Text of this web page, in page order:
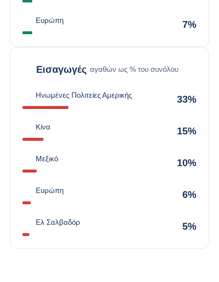
Ευρώπη 7%
Εισαγωγές αγαθών ως % του συνόλου
Ηνωμένες Πολιτείες Αμερικής 33%
Κίνα 15%
Μεξικό 10%
Ευρώπη 6%
Ελ Σαλβαδόρ 5%